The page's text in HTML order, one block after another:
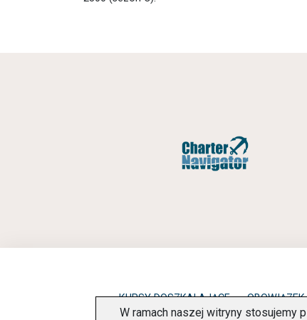
KURSY DOSZKALAJĄCE
W ramach naszej witryny stosujemy